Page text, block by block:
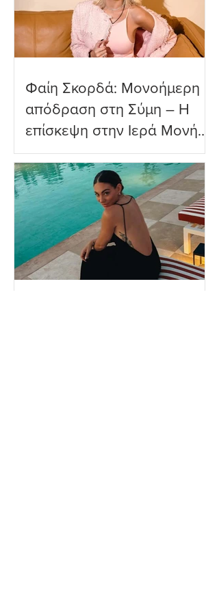
Φαίη Σκορδά: Μονοήμερη
απόδραση στη Σύμη – Η
επίσκεψη στην Ιερά Μονή
Πανορμίτη